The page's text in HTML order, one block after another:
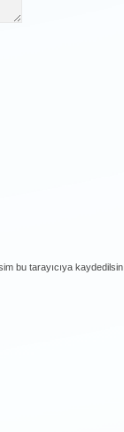
bu tarayıcıya kaydedilsin.